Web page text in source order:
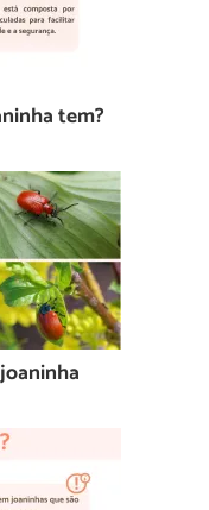
tem?